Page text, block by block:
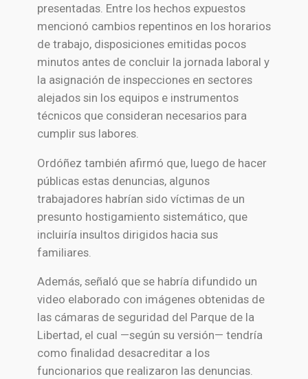
presentadas. Entre los hechos expuestos
mencionó cambios repentinos en los horarios
de trabajo, disposiciones emitidas pocos
minutos antes de concluir la jornada laboral y
la asignación de inspecciones en sectores
alejados sin los equipos e instrumentos
técnicos que consideran necesarios para
cumplir sus labores.
Ordóñez también afirmó que, luego de hacer
públicas estas denuncias, algunos
trabajadores habrían sido víctimas de un
presunto hostigamiento sistemático, que
incluiría insultos dirigidos hacia sus
familiares.
Además, señaló que se habría difundido un
video elaborado con imágenes obtenidas de
las cámaras de seguridad del Parque de la
Libertad, el cual —según su versión— tendría
como finalidad desacreditar a los
funcionarios que realizaron las denuncias.